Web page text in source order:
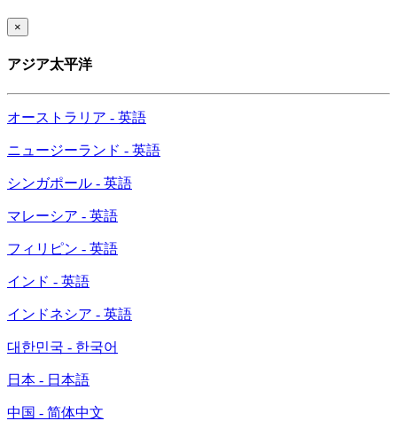
×
アジア太平洋
オーストラリア - 英語
ニュージーランド - 英語
シンガポール - 英語
マレーシア - 英語
フィリピン - 英語
インド - 英語
インドネシア - 英語
대한민국 - 한국어
日本 - 日本語
中国 - 简体中文